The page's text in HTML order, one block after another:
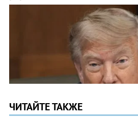
ЧИТАЙТЕ ТАКЖЕ